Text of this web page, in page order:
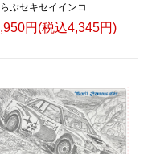
リカゼタケル
＿＿＿＿＿
ぶセキセイインコ
円(税込4,345円)